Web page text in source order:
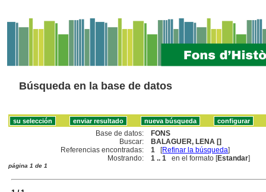
Búsqueda en la base de datos
Base de datos:
FONS
Buscar:
BALAGUER, LENA []
Referencias encontradas:
1 [Refinar la búsqueda]
Mostrando:
1 .. 1 en el formato [Estandar]
página 1 de 1